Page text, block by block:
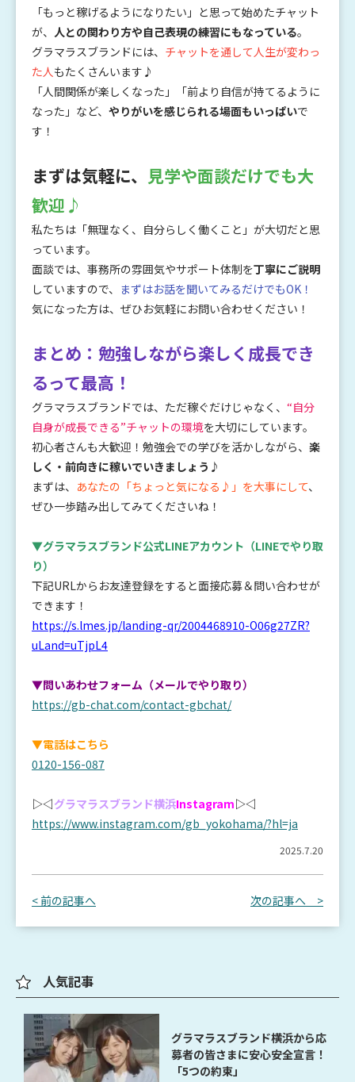
「もっと稼げるようになりたい」と思って始めたチャット
が、 人との関わり方や自己表現の練習にもなっている。
グラマラスブランドには、 チャットを通して人生が変わっ
た人もたくさんいます♪
「人間関係が楽しくなった」「前より自信が持てるように
なった」など、 やりがいを感じられる場面もいっぱいで
す！
まずは気軽に、 見学や面談だけでも大
歓迎♪
私たちは「無理なく、自分らしく働くこと」が大切だと思
っています。
面談では、事務所の雰囲気やサポート体制を丁寧にご説明
していますので、 まずはお話を聞いてみるだけでもOK！
気になった方は、ぜひお気軽にお問い合わせください！
まとめ：勉強しながら楽しく成長でき
るって最高！
グラマラスブランドでは、ただ稼ぐだけじゃなく、 “自分
自身が成長できる”チャットの環境を大切にしています。
初心者さんも大歓迎！勉強会での学びを活かしながら、 楽
しく・前向きに稼いでいきましょう ♪
まずは、 あなたの「ちょっと気になる♪」を大事にして、
ぜひ一歩踏み出してみてくださいね！
▼グラマラスブランド公式LINEアカウント （LINEでやり取
り）
下記URLからお友達登録をすると面接応募＆問い合わせが
できます！
https://s.lmes.jp/landing-qr/2004468910-O06g27ZR?
uLand=uTjpL4
▼問いあわせフォーム（メールでやり取り）
https://gb-chat.com/contact-gbchat/
▼電話はこちら
0120-156-087
▷◁グラマラスブランド横浜Instagram▷◁
https://www.instagram.com/gb_yokohama/?hl=ja
2025.7.20
< 前の記事へ 次の記事へ >
人気記事
グラマラスブランド横浜から応
募者の皆さまに安心安全宣言！
「5つの約束」